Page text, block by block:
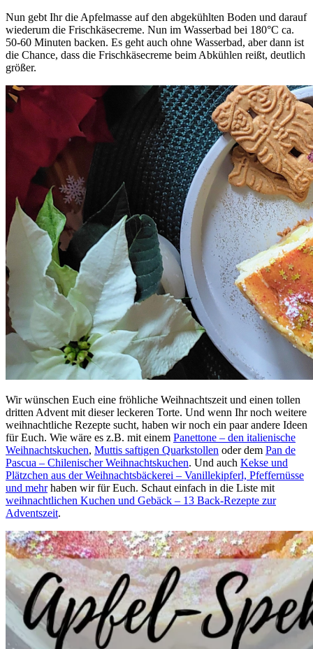
Nun gebt Ihr die Apfelmasse auf den abgekühlten Boden und darauf
wiederum die Frischkäsecreme. Nun im Wasserbad bei 180°C ca.
50-60 Minuten backen. Es geht auch ohne Wasserbad, aber dann ist
die Chance, dass die Frischkäsecreme beim Abkühlen reißt, deutlich
größer.
Wir wünschen Euch eine fröhliche Weihnachtszeit und einen tollen
dritten Advent mit dieser leckeren Torte. Und wenn Ihr noch weitere
weihnachtliche Rezepte sucht, haben wir noch ein paar andere Ideen
für Euch. Wie wäre es z.B. mit einem Panettone – den italienische
Weihnachtskuchen, Muttis saftigen Quarkstollen oder dem Pan de
Pascua – Chilenischer Weihnachtskuchen. Und auch Kekse und
Plätzchen aus der Weihnachtsbäckerei – Vanillekipferl, Pfeffernüsse
und mehrhaben wir für Euch. Schaut einfach in die Liste mit
weihnachtlichen Kuchen und Gebäck – 13 Back-Rezepte zur
Adventszeit.